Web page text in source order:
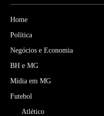
Home
Política
Negócios e Economia
BH e MG
Mídia em MG
Futebol
Atlético